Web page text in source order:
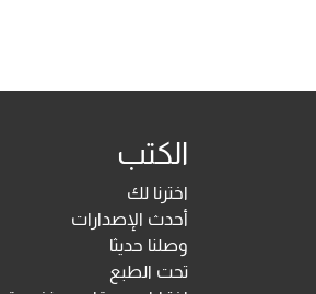
الكتب
اخترنا لك
أحدث الإصدارات
وصلنا حديثا
تحت الطبع